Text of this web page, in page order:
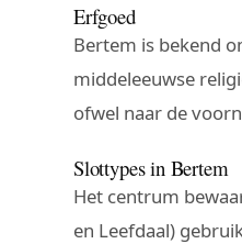
Erfgoed
Bertem is bekend
middeleeuwse
ofwel naar de
Slottypes in Bertem
Het centrum
en Leefdaal)